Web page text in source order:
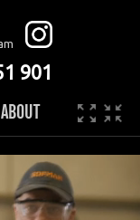
901
ABOUT
Company
JOBS
Video made easy